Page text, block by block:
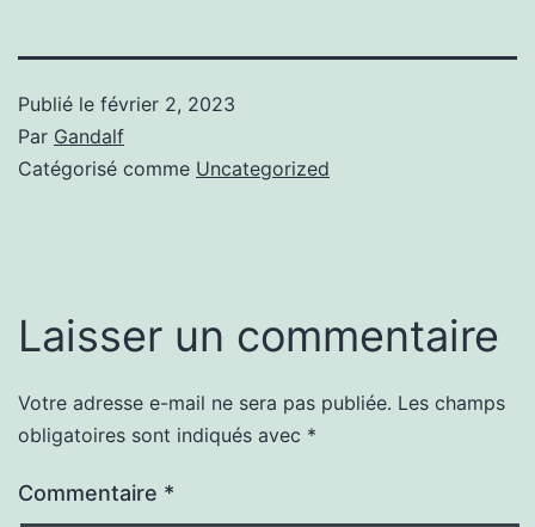
Publié le février 2, 2023
Par Gandalf
Catégorisé comme Uncategorized
Laisser un commentaire
Votre adresse e-mail ne sera pas publiée. Les champs
obligatoires sont indiqués avec *
Commentaire *